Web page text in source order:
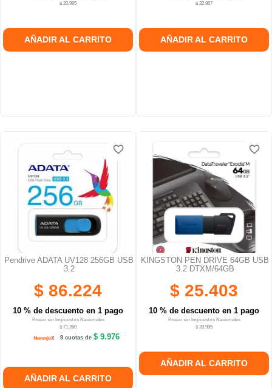
$ 20.995
AÑADIR AL CARRITO
$ 32.967
AÑADIR AL CARRITO
Pendrive ADATA UV128 256GB USB
3.2
$ 86.224
10 % de descuento en 1 pago
Precio sin Impuestos Nacionales
$ 71.260
9 cuotas de $ 9.976
AÑADIR AL CARRITO
favorite_border
favorite_border
KINGSTON PEN DRIVE 64GB USB
3.2 DTXM/64GB
$ 25.403
10 % de descuento en 1 pago
Precio sin Impuestos Nacionales
$ 20.995
AÑADIR AL CARRITO
favorite_border
favorite_border